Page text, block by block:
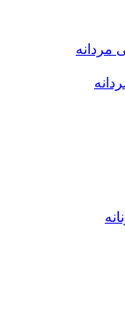
مردانه